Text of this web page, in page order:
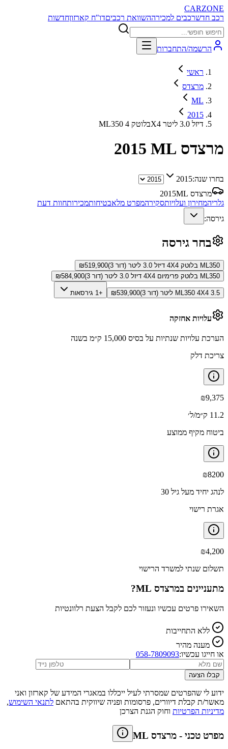
CARZONE
רכב חדשרכבים למכירההשוואת רכביםדו"ח קארזוןחדשות
הרשמה/התחברות
ראשי
מרצדס
ML
2015
ML350 בלוטק 4X4 דיזל 3.0 ליטר
מרצדס ML 2015
בחרו שנה:2015
מרצדס ML
2015
גלריהמחירון ועלויותסקירהמפרט מלאבטיחותמכירותחוות דעת
גירסה:
בחר גירסה
ML350 בלוטק 4X4 דיזל 3.0 ליטר (דור 3) ₪519,900
ML350 בלוטק פרימיום 4X4 דיזל 3.0 ליטר (דור 3)
₪584,900
ML350 4X4 3.5 ליטר (דור 3) ₪539,900 +1 גירסאות
עלויות אחזקה
הערכת עלויות שנתיות על בסיס 15,000 ק״מ בשנה
צריכת דלק
₪9,375
11.2 ק״מ/ל׳
ביטוח מקיף ממוצע
₪8200
לנהג יחיד מעל גיל 30
אגרת רישוי
₪4,200
תשלום שנתי למשרד הרישוי
מתעניינים במרצדס ML ?
השאירו פרטים עכשיו ונעזור לכם לקבל הצעת רלוונטיות
ללא התחייבות
מענה מהיר
או חייגו עכשיו:058-7809093
קבלו הצעה
ידוע לי שהפרטים שמסרתי לעיל ייכללו במאגרי המידע של קארזון ואני
מאשר/ת קבלת דיוורים, פרסומות ופניה שיווקית בהתאם לתנאי השימוש,
מדיניות הפרטיות וחוק הגנת הצרכן
מפרט טכני - מרצדס ML